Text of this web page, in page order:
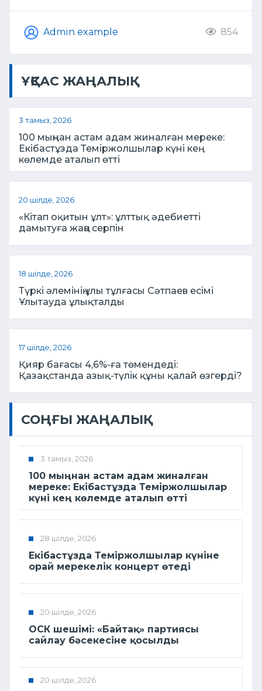
Admin example 854
ҰҚСАС ЖАҢАЛЫҚ
3 тамыз, 2026
100 мыңнан астам адам жиналған мереке:
Екібастұзда Теміржолшылар күні кең
көлемде аталып өтті
20 шілде, 2026
«Кітап оқитын ұлт»: ұлттық әдебиетті
дамытуға жаңа серпін
18 шілде, 2026
Түркі әлемінің ұлы тұлғасы Сәтпаев есімі
Ұлытауда ұлықталды
17 шілде, 2026
Қияр бағасы 4,6%-ға төмендеді:
Қазақстанда азық-түлік құны қалай өзгерді?
СОҢҒЫ ЖАҢАЛЫҚ
3 тамыз, 2026
100 мыңнан астам адам жиналған
мереке: Екібастұзда Теміржолшылар
күні кең көлемде аталып өтті
28 шілде, 2026
Екібастұзда Теміржолшылар күніне
орай мерекелік концерт өтеді
20 шілде, 2026
ОСК шешімі: «Байтақ» партиясы
сайлау бәсекесіне қосылды
20 шілде, 2026